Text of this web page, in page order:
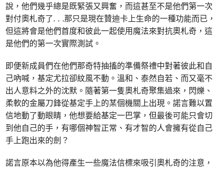
說，他們幾乎總是既緊張又興奮，而這甚至不是他們第一次
對付奧札奇了. . .那只是現在贊迪卡上生命的一種功能而已，
但這將會是他們首度和彼此一起使用魔法來對抗奧札奇，這
是他們的第一次實際測試。
即便新成員們在他們那奇特抽搐的準備祭禮中對著彼此和自
己吶喊，基定尤拉卻紋風不動。溫和、泰然自若、而又毫不
出人意料之外的沈默。隨著第一隻奧札奇聚集過來，閃爍、
柔軟的金屬刀鋒從基定手上的某個機關上出現。諾言難以置
信地動了動眼睛，他想要給基定一巴掌，但最後可能只會切
到他自己的手，有哪個神智正常、有才智的人會擁有從自己
手上跑出來的劍？
諾言原本以為他得產生一些魔法信標來吸引奧札奇的注意，